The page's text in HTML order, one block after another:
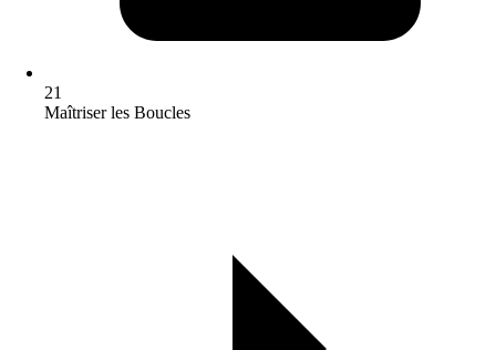
21
Maîtriser les Boucles